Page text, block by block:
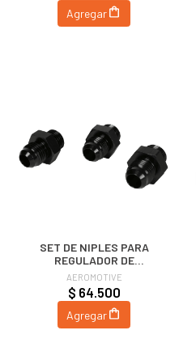
Agregar
SET DE NIPLES PARA
REGULADOR DE
COMBUSTIBLE 13109 |
AEROMOTIVE
AEROMOTIVE
$ 64.500
Agregar